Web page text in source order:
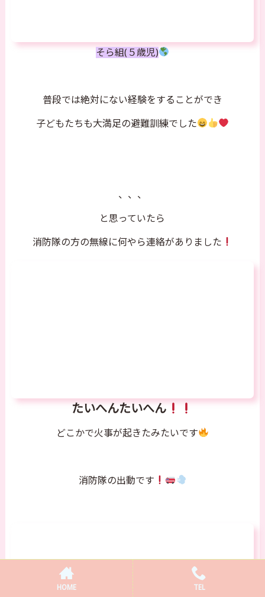
そら組(５歳児)
普段では絶対にない経験をすることができ
子どもたちも大満足の避難訓練でした
、、、
と思っていたら
消防隊の方の無線に何やら連絡がありました
たいへんたいへん
どこかで火事が起きたみたいです
消防隊の出動です
HOME TEL